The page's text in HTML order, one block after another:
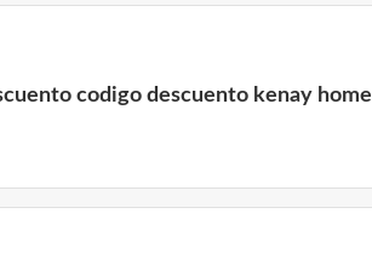
codigo descuento kenay home